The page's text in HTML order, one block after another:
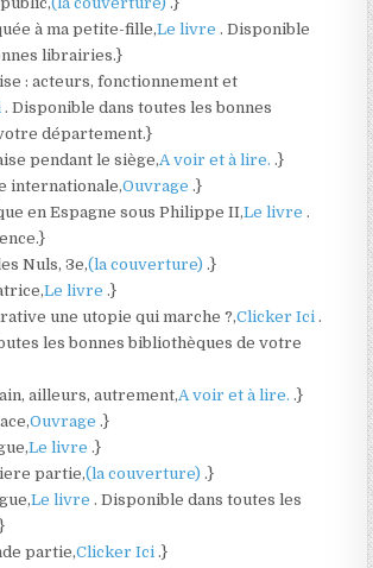
à ma petite-fille,Le livre. Disponible
librairies.}
: acteurs, fonctionnement et
. Disponible dans toutes les bonnes
département.}
pendant le siège,A voir et à lire..}
internationale,Ouvrage.}
en Espagne sous Philippe II,Le livre.
Nuls, 3e,(la couverture).}
Le livre.}
une utopie qui marche ?,Clicker Ici.
les bonnes bibliothèques de votre
ailleurs, autrement,A voir et à lire..}
Ouvrage.}
Le livre.}
partie,(la couverture).}
Le livre. Disponible dans toutes les
partie,Clicker Ici.}